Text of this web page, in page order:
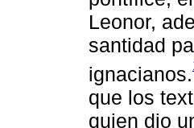
Leonor,
santidad
ignacianos.
que los
quien dio